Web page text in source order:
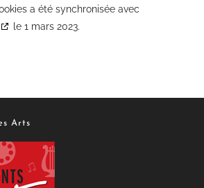
a été synchronisée avec
le 1 mars 2023.
Arts